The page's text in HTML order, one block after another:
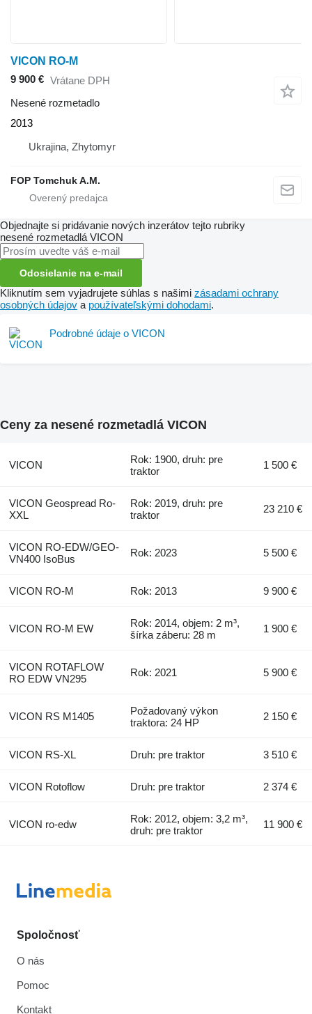
VICON RO-M
9 900 € Vrátane DPH
Nesené rozmetadlo
2013
Ukrajina, Zhytomyr
FOP Tomchuk A.M.
Objednajte si pridávanie nových inzerátov tejto rubriky
nesené rozmetadlá VICON
Odosielanie na e-mail
Kliknutím sem vyjadrujete súhlas s našimi zásadami ochrany
osobných údajov a používateľskými dohodami.
Podrobné údaje o VICON
Ceny za nesené rozmetadlá VICON
VICON
Rok: 1900, druh: pre
traktor
1 500 €
VICON Geospread Ro-
XXL
Rok: 2019, druh: pre
traktor
23 210 €
VICON RO-EDW/GEO-
VN400 IsoBus
Rok: 2023 5 500 €
VICON RO-M Rok: 2013 9 900 €
VICON RO-M EW
Rok: 2014, objem: 2 m³,
šírka záberu: 28 m
1 900 €
VICON ROTAFLOW
RO EDW VN295
Rok: 2021 5 900 €
VICON RS M1405
Požadovaný výkon
traktora: 24 HP
2 150 €
VICON RS-XL Druh: pre traktor 3 510 €
VICON Rotoflow Druh: pre traktor 2 374 €
VICON ro-edw
Rok: 2012, objem: 3,2 m³,
druh: pre traktor
11 900 €
Spoločnosť
O nás
Pomoc
Kontakt